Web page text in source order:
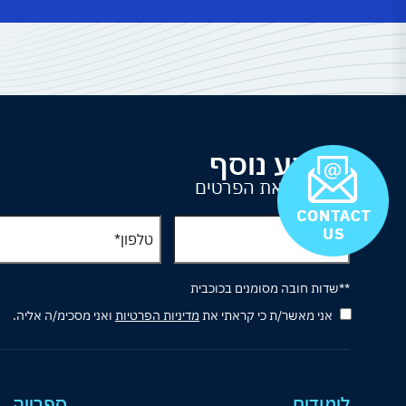
למידע נוסף
נא למלא את הפרטים
אני מאשר/ת כי קראתי את מדיניות הפרטיות ואני מסכימ/ה אליה.
**שדות חובה מסומנים בכוכבית